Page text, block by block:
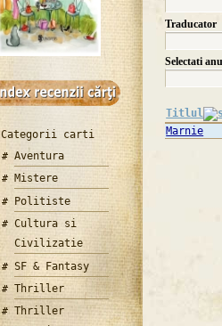
Categorii carti
Aventura
Mistere
Politiste
Cultura si
Civilizatie
SF & Fantasy
Thriller
Thriller
Traducator
Selectati
Titlul
Marnie